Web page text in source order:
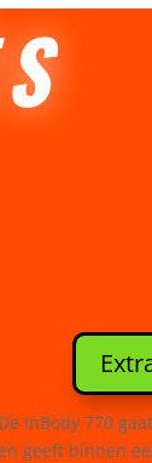
De InBody 770
geeft binnen